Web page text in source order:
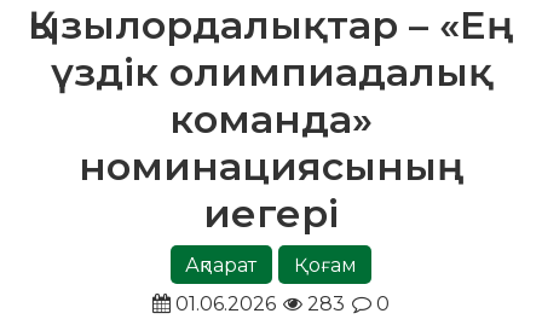
Қызылордалықтар – «Ең
үздік олимпиадалық
команда»
номинациясының
иегері
Ақпарат
Қоғам
01.06.2026
283 0